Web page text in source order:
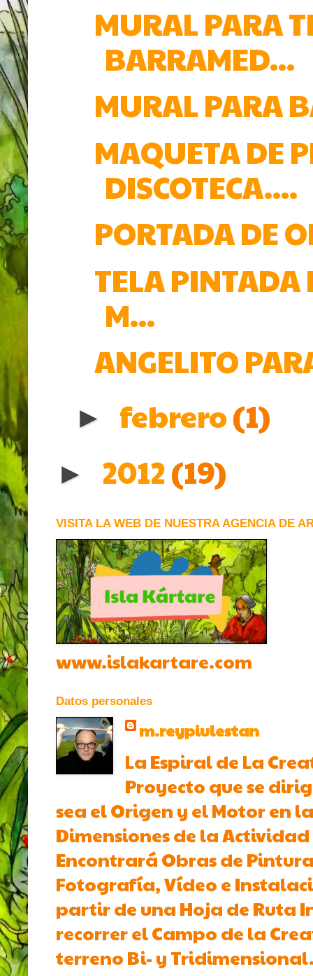
MURAL PARA
BARRAMED...
MURAL PARA
MAQUETA DE
DISCOTECA....
PORTADA DE
TELA PINTADA
M...
ANGELITO
►febrero(1)
► 2012(19)
VISITA LA WEB DE NUESTRA AGENCIA DE
www.islakartare.com
Datos personales
m.reypiulestan
La Espiral de La
Proyecto que se
sea el Origen y el Motor en
Dimensiones de la
Encontrará Obras de
Fotografía, Vídeo e
partir de una Hoja de Ruta
recorrer el Campo de la
terreno Bi- y